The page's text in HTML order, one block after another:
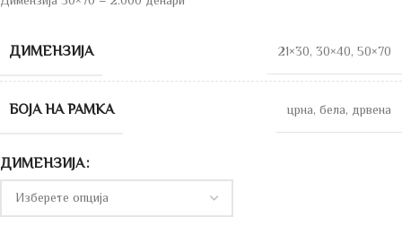
ДИМЕНЗИЈА 21×30, 30×40, 50×70
БОЈА НА РАМКА црна, бела, дрвена
ДИМЕНЗИЈА